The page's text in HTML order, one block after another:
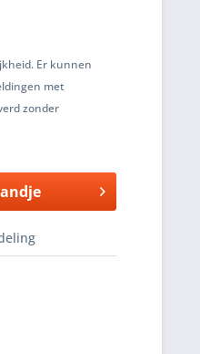
Er kunnen
met
zonder